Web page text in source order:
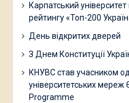
Карпатський
рейтингу «Топ-200
День відкритих дверей
З Днем Конституції
КНУВС став учасником
університетських
Programme